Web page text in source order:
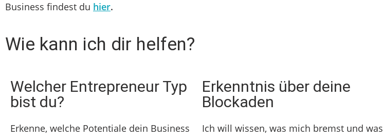
Business findest du hier.
Wie kann ich dir helfen?
Welcher Entrepreneur Typ
bist du?
Erkenne, welche Potentiale dein Business
Erkenntnis über deine
Blockaden
Ich will wissen, was mich bremst und was